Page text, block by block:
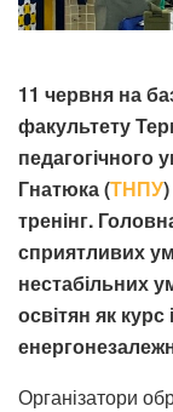
11 червня на
факультету
педагогічного
Гнатюка (ТНПУ
тренінг.
сприятливих
нестабільних
освітян як
Організатори